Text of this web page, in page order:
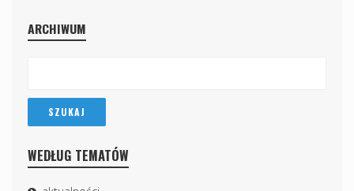
ARCHIWUM
WEDŁUG TEMATÓW